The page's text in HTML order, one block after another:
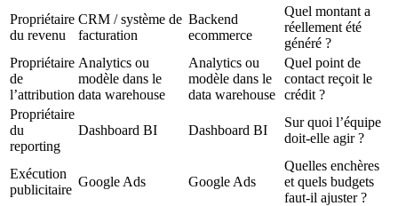
Propriétaire
du revenu
CRM / système de
facturation
Backend
ecommerce
Quel montant a
réellement été
généré ?
Propriétaire
de
l’attribution
Analytics ou
modèle dans le
data warehouse
Analytics ou
modèle dans le
data warehouse
Quel point de
contact reçoit le
crédit ?
Propriétaire
du
reporting
Dashboard BI Dashboard BI
Sur quoi l’équipe
doit-elle agir ?
Exécution
publicitaire
Google Ads Google Ads
Quelles enchères
et quels budgets
faut-il ajuster ?